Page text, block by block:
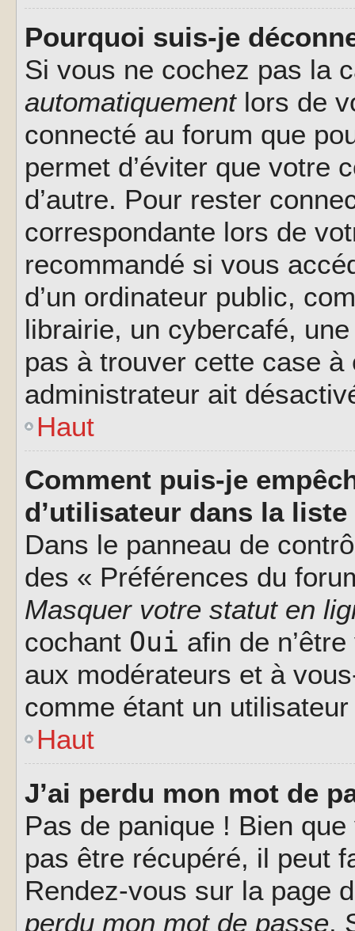
Pourquoi suis-je
Si vous ne cochez pas la
automatiquementlors de
connecté au forum que
permet d’éviter que votre
d’autre. Pour rester
correspondante lors de
recommandé si vous
d’un ordinateur public,
librairie, un cybercafé,
pas à trouver cette case à
administrateur ait
Haut
Comment puis-je
d’utilisateur dans la
Dans le panneau de
des « Préférences du
Masquer votre statut en
cochant Oui afin de
aux modérateurs et à
comme étant un
Haut
J’ai perdu mon mot de
Pas de panique ! Bien
pas être récupéré, il peut
Rendez-vous sur la page
perdu mon mot de passe.